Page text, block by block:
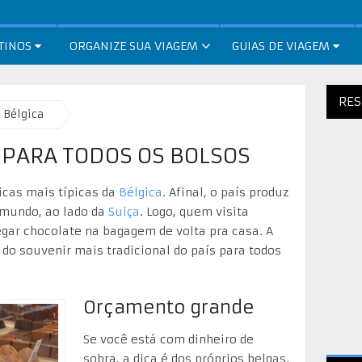
ORGANIZE SUA VIAGEM GUIAS DE VIAGEM
Bélgica
TODOS OS BOLSOS
mais típicas da Bélgica. Afinal, o país produz
ao lado da Suiça. Logo, quem visita
chocolate na bagagem de volta pra casa. A
souvenir mais tradicional do país para todos
Orçamento grande
Se você está com dinheiro de
sobra, a dica é dos próprios belgas.